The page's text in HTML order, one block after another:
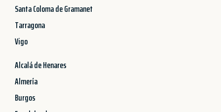
Santa Coloma de Gramanet
Tarragona
Vigo
Alcalá de Henares
Almería
Burgos